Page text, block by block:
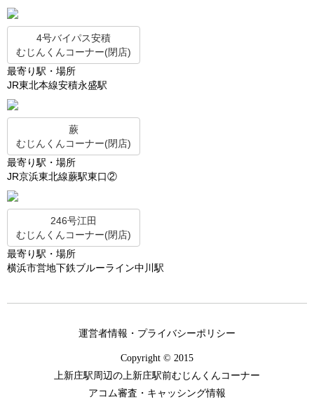
4号バイパス安積
むじんくんコーナー(閉店)
最寄り駅・場所
JR東北本線安積永盛駅
蕨
むじんくんコーナー(閉店)
最寄り駅・場所
JR京浜東北線蕨駅東口②
246号江田
むじんくんコーナー(閉店)
最寄り駅・場所
横浜市営地下鉄ブルーライン中川駅
運営者情報・プライバシーポリシー
Copyright © 2015
上新庄駅周辺の上新庄駅前むじんくんコーナー
アコム審査・キャッシング情報